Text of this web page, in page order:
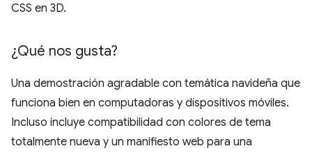
CSS en 3D.
¿Qué nos gusta?
Una demostración agradable con temática navideña que
funciona bien en computadoras y dispositivos móviles.
Incluso incluye compatibilidad con colores de tema
totalmente nueva y un manifiesto web para una